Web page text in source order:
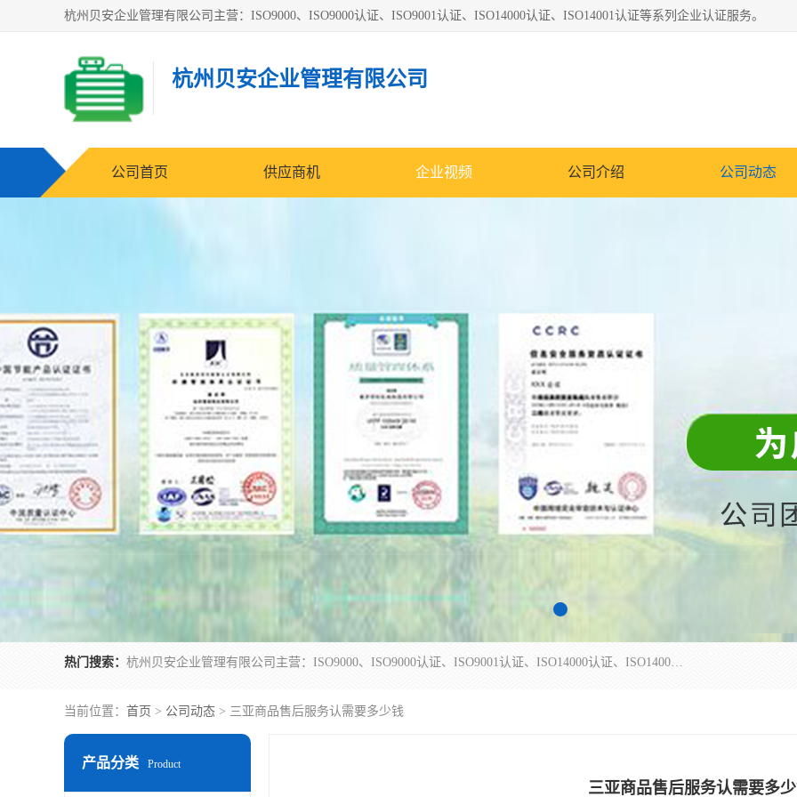
杭州贝安企业管理有限公司主营：ISO9000、ISO9000认证、ISO9001认证、ISO14000认证、ISO14001认证等系列企业认证服务。
杭州贝安企业管理有限公司
公司首页 供应商机 企业视频 公司介绍 公司动态
热门搜索： 杭州贝安企业管理有限公司主营：ISO9000、ISO9000认证、ISO9001认证、ISO14000认证、ISO14001认证等系列企业认证服务。
当前位置： 首页 > 公司动态 > 三亚商品售后服务认需要多少钱
产品分类 Product
三亚商品售后服务认需要多